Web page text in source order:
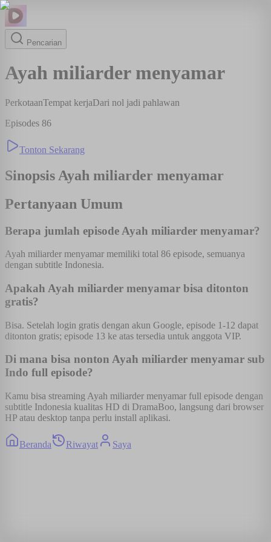
Pencarian
Ayah miliarder menyamar
PerkotaanTempat kerjaDari nol jadi pahlawan
Episodes 86
Tonton Sekarang
Sinopsis Ayah miliarder menyamar
Pertanyaan Umum
Berapa jumlah episode Ayah miliarder menyamar?
Ayah miliarder menyamar memiliki total 86 episode, semuanya
dengan subtitle Indonesia.
Apakah Ayah miliarder menyamar bisa ditonton
gratis?
Bisa. Setelah login gratis dengan akun Google, episode 1-12 dapat
ditonton gratis; episode 13 ke atas tersedia untuk anggota VIP.
Di mana bisa nonton Ayah miliarder menyamar sub
Indo full episode?
Kamu bisa streaming Ayah miliarder menyamar full episode dengan
subtitle Indonesia kualitas HD di DramaBoo, langsung dari browser
HP atau desktop tanpa perlu install aplikasi.
Beranda Riwayat Saya